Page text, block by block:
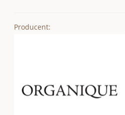
Producent: